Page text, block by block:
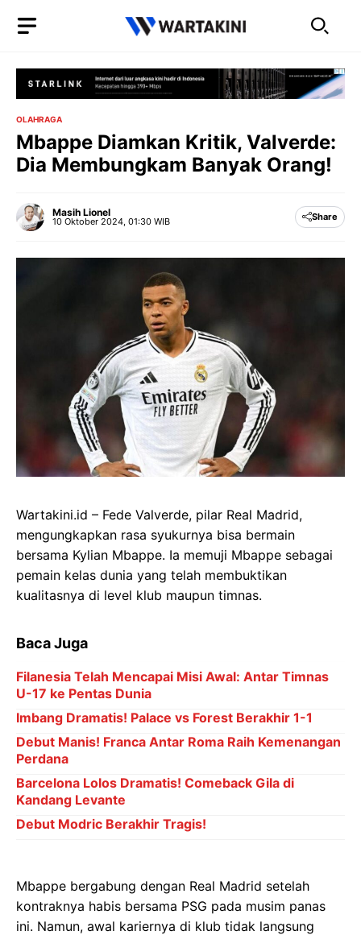
OLAHRAGA
Mbappe Diamkan Kritik, Valverde:
Dia Membungkam Banyak Orang!
Masih Lionel
10 Oktober 2024, 01:30 WIB Share
Wartakini.id – Fede Valverde, pilar Real Madrid,
mengungkapkan rasa syukurnya bisa bermain
bersama Kylian Mbappe. Ia memuji Mbappe sebagai
pemain kelas dunia yang telah membuktikan
kualitasnya di level klub maupun timnas.
Baca Juga
Filanesia Telah Mencapai Misi Awal: Antar Timnas
U-17 ke Pentas Dunia
Imbang Dramatis! Palace vs Forest Berakhir 1-1
Debut Manis! Franca Antar Roma Raih Kemenangan
Perdana
Barcelona Lolos Dramatis! Comeback Gila di
Kandang Levante
Debut Modric Berakhir Tragis!
Mbappe bergabung dengan Real Madrid setelah
kontraknya habis bersama PSG pada musim panas
ini. Namun, awal kariernya di klub tidak langsung